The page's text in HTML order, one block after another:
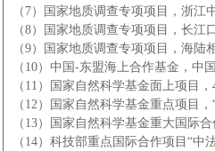
（7）国家地质调查专项项目，浙江
（8）国家地质调查专项项目，长江
（9）国家地质调查专项项目，海陆
（10）中国-东盟海上合作基金，中
（11）国家自然科学基金面上项目
（12）国家自然科学基金重点项目
（13）国家自然科学基金重大国际
（14）科技部重点国际合作项目“中